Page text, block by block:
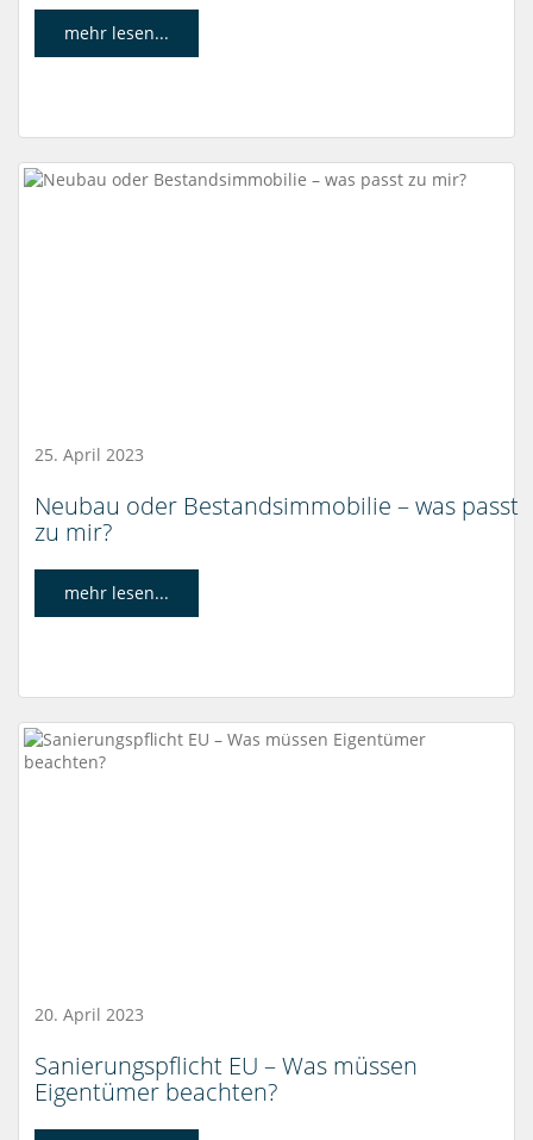
mehr lesen...
25. April 2023
Neubau oder Bestandsimmobilie – was passt
zu mir?
mehr lesen...
20. April 2023
Sanierungspflicht EU – Was müssen
Eigentümer beachten?